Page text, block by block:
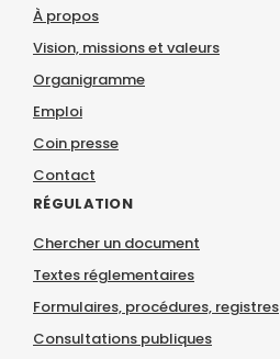
À propos
Vision, missions et valeurs
Organigramme
Emploi
Coin presse
Contact
RÉGULATION
Chercher un document
Textes réglementaires
Formulaires, procédures, registres
Consultations publiques